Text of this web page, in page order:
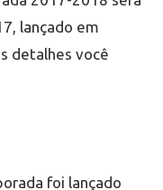
lançado em
detalhes você
foi lançado